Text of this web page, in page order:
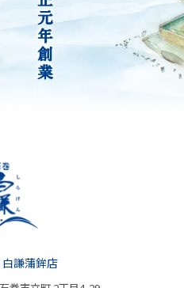
謙蒲鉾店